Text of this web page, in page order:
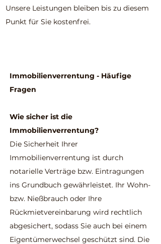
Unsere Leistungen bleiben bis zu diesem
Punkt für Sie kostenfrei.
Immobilienverrentung - Häufige
Fragen
Wie sicher ist die
Immobilienverrentung?
Die Sicherheit Ihrer
Immobilienverrentung ist durch
notarielle Verträge bzw. Eintragungen
ins Grundbuch gewährleistet. Ihr Wohn-
bzw. Nießbrauch oder Ihre
Rückmietvereinbarung wird rechtlich
abgesichert, sodass Sie auch bei einem
Eigentümerwechsel geschützt sind. Die